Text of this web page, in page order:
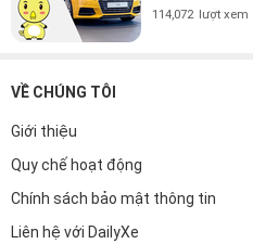
114,072 lượt xem
VỀ CHÚNG TÔI
Giới thiệu
Quy chế hoạt động
Chính sách bảo mật thông tin
Liên hệ với DailyXe